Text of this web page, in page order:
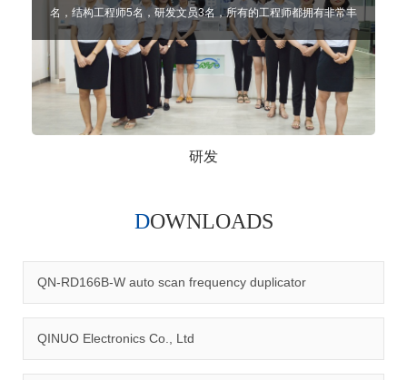
名，结构工程师5名，研发文员3名，所有的工程师都拥有非常丰
富的开发经验，并有独立完成与国内前端车厂多项配套项目。
研发
DOWNLOADS
QN-RD166B-W auto scan frequency duplicator
QINUO Electronics Co., Ltd